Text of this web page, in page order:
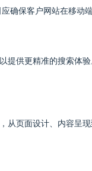
保客户网站在移动
提供更精准的搜索体
页面设计、内容呈